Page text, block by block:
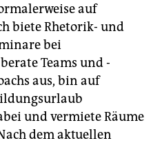
auf
biete Rhetorik- und
bei
Teams und
aus, bin auf
und vermiete Räume
dem aktuellen